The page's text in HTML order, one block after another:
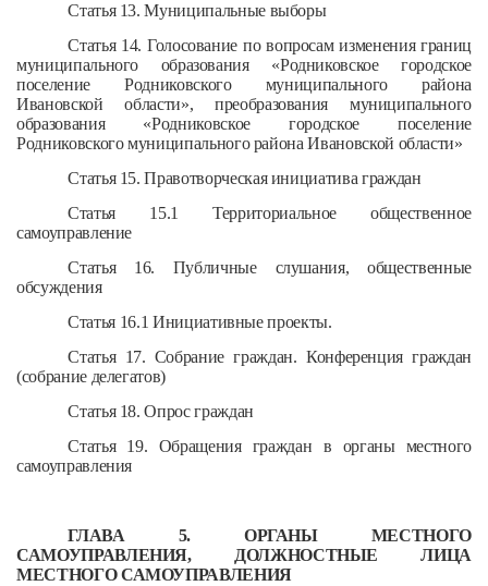
Статья 13. Муниципальные выборы
Статья 14. Голосование по вопросам изменения границ
муниципального образования «Родниковское городское
поселение Родниковского муниципального района
Ивановской области», преобразования муниципального
образования «Родниковское городское поселение
Родниковского муниципального района Ивановской области»
Статья 15. Правотворческая инициатива граждан
Статья 15.1Территориальное общественное
самоуправление
Статья 16. Публичные слушания, общественные
обсуждения
Статья 16.1 Инициативные проекты.
Статья 17. Собрание граждан. Конференция граждан
(собрание делегатов)
Статья 18. Опрос граждан
Статья 19. Обращения граждан в органы местного
самоуправления
ГЛАВА 5. ОРГАНЫ МЕСТНОГО
САМОУПРАВЛЕНИЯ, ДОЛЖНОСТНЫЕ ЛИЦА
МЕСТНОГО САМОУПРАВЛЕНИЯ